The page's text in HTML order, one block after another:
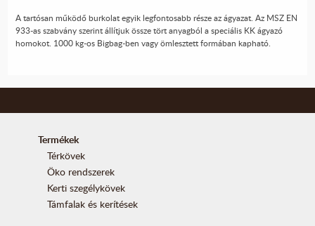
A tartósan működő burkolat egyik legfontosabb része az ágyazat. Az MSZ EN
933-as szabvány szerint állítjuk össze tört anyagból a speciális KK ágyazó
homokot. 1000 kg-os Bigbag-ben vagy ömlesztett formában kapható.
Termékek
Térkövek
Öko rendszerek
Kerti szegélykövek
Támfalak és kerítések